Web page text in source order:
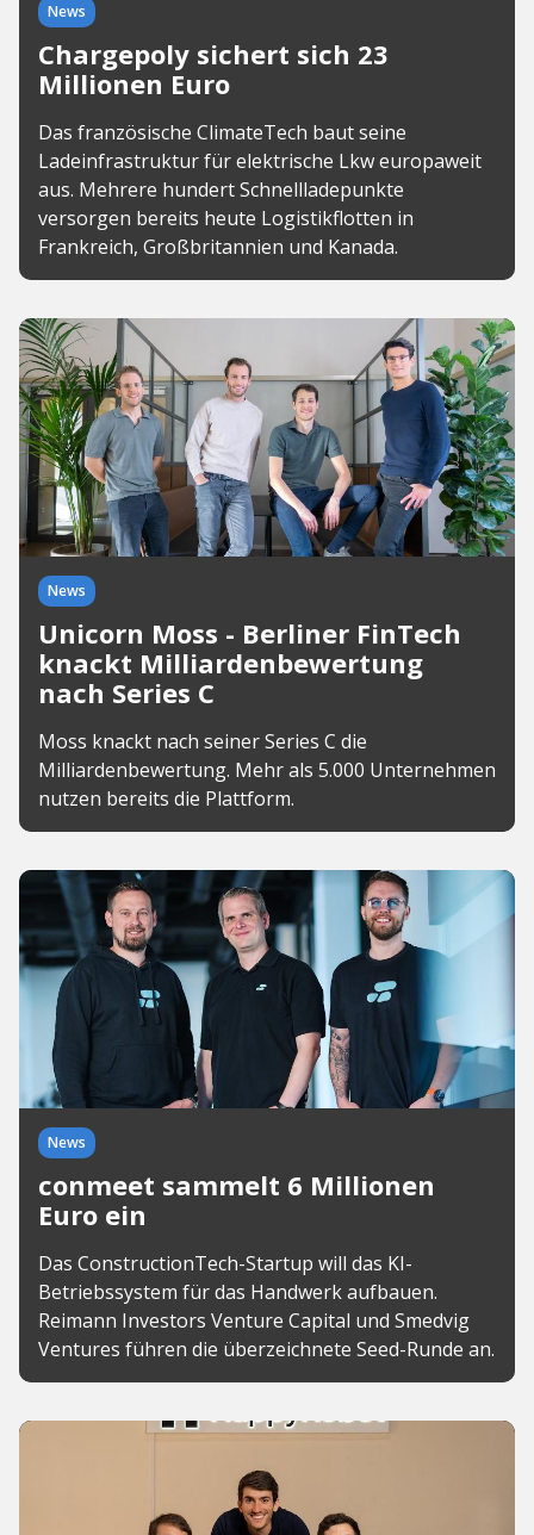
News
Chargepoly sichert sich 23
Millionen Euro
Das französische ClimateTech baut seine
Ladeinfrastruktur für elektrische Lkw europaweit
aus. Mehrere hundert Schnellladepunkte
versorgen bereits heute Logistikflotten in
Frankreich, Großbritannien und Kanada.
News
Unicorn Moss - Berliner FinTech
knackt Milliardenbewertung
nach Series C
Moss knackt nach seiner Series C die
Milliardenbewertung. Mehr als 5.000 Unternehmen
nutzen bereits die Plattform.
News
conmeet sammelt 6 Millionen
Euro ein
Das ConstructionTech-Startup will das KI-
Betriebssystem für das Handwerk aufbauen.
Reimann Investors Venture Capital und Smedvig
Ventures führen die überzeichnete Seed-Runde an.